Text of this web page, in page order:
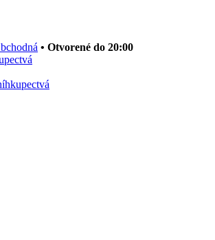
• Otvorené do 20:00